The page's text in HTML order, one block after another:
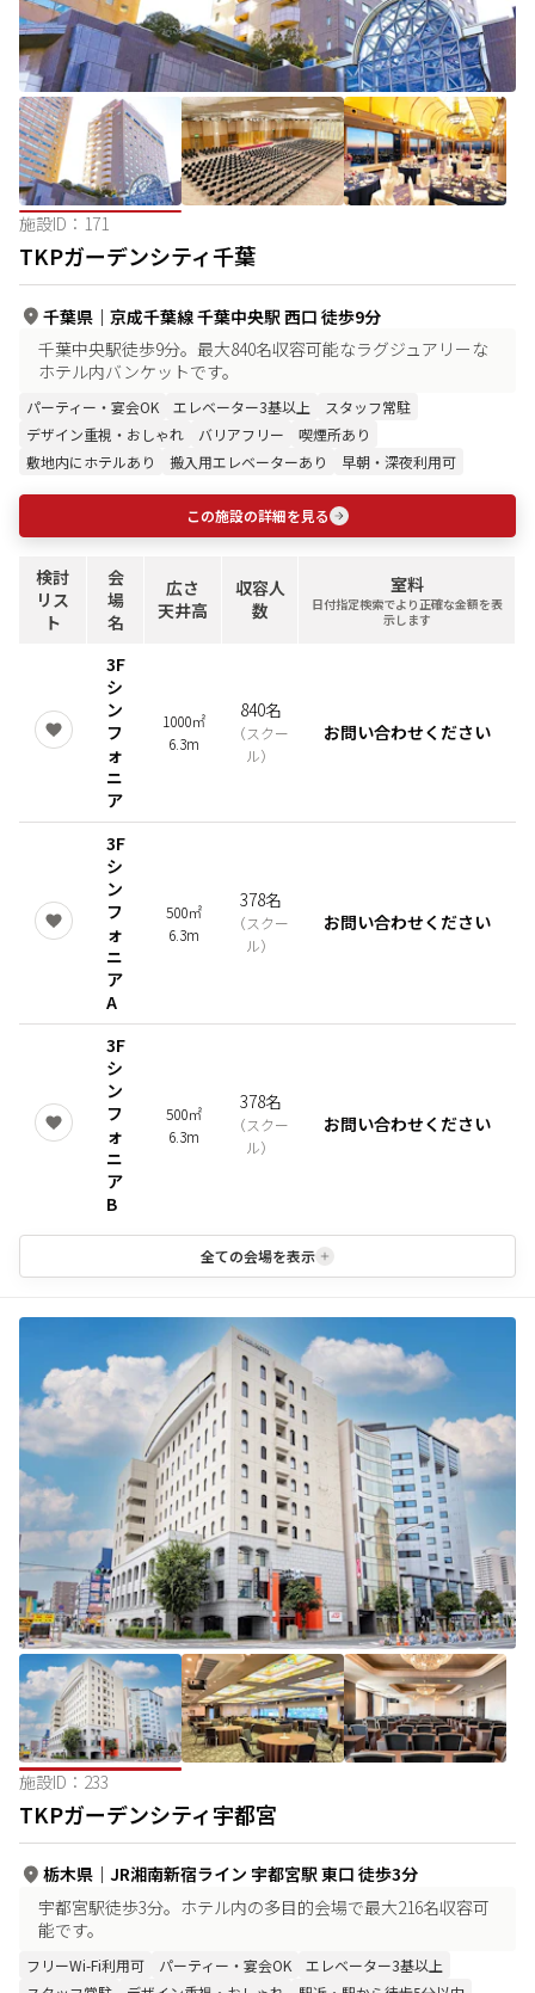
施設ID： 171
TKPガーデンシティ千葉
千葉県 ｜ 京成千葉線 千葉中央駅 西口 徒歩9分
千葉中央駅徒歩9分。最大840名収容可能なラグジュアリーな
ホテル内バンケットです。
パーティー・宴会OK エレベーター3基以上
スタッフ常駐
デザイン重視・おしゃれ
バリアフリー
喫煙所あり
敷地内にホテルあり
搬入用エレベーターあり 早朝・深夜利用可
この施設の詳細を見る
検討
リス
ト
会
場
名
広さ
天井高
収容人
数
室料
日付指定検索でより正確な金額を表
示します
3F
シ
ン
フ
ォ
ニ
ア
1000㎡
6.3m
840名
（スクー
ル）
お問い合わせください
3F
シ
ン
フ
ォ
ニ
ア
A
500㎡
6.3m
378名
（スクー
ル）
お問い合わせください
3F
シ
ン
フ
ォ
ニ
ア
B
500㎡
6.3m
378名
（スクー
ル）
お問い合わせください
全ての会場を表示
施設ID： 233
TKPガーデンシティ宇都宮
栃木県 ｜ JR湘南新宿ライン 宇都宮駅 東口 徒歩3分
宇都宮駅徒歩3分。ホテル内の多目的会場で最大216名収容可
能です。
フリーWi-Fi利用可 パーティー・宴会OK
エレベーター3基以上